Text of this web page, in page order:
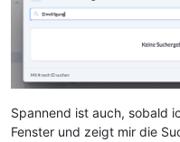
Spannend ist auch, sobald
Fenster und zeigt mir die